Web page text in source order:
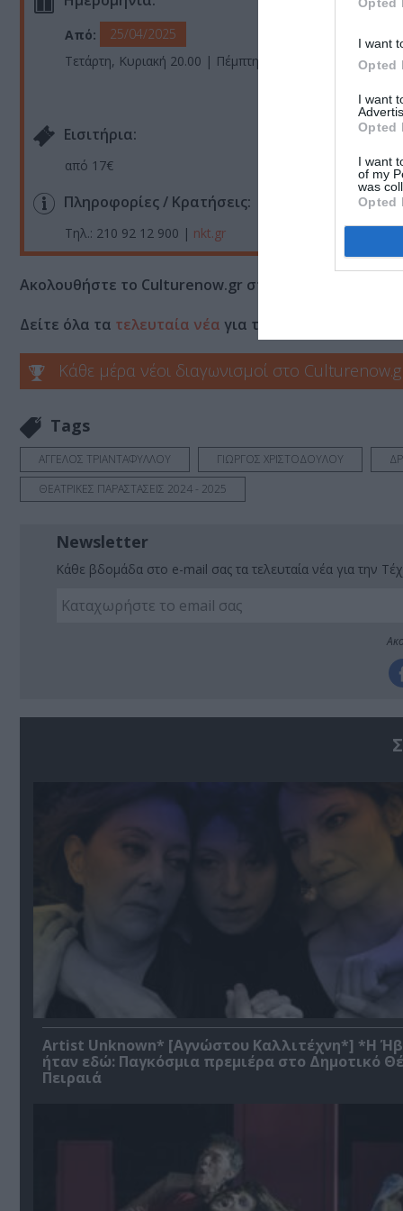
I want
Opted
I want
Opted
I want
of my
was
Opted
Από:
25/04/2025
Τετάρτη, Κυριακή 20.00 | Πέμπτη έως Σάββατο 21.00
Eισιτήρια:
από 17€
Πληροφορίες / Κρατήσεις:
Τηλ.: 210 92 12 900 | nkt.gr
Ακολουθήστε το Culturenow.gr στο
Δείτε όλα τα τελευταία νέα για την Τέχνη και τον
Κάθε μέρα νέοι διαγωνισμοί στο
Tags
ΑΓΓΕΛΟΣ ΤΡΙΑΝΤΑΦΥΛΛΟΥ ΓΙΩΡΓΟΣ ΧΡΙΣΤΟΔΟΥΛΟΥ
ΘΕΑΤΡΙΚΕΣ ΠΑΡΑΣΤΑΣΕΙΣ 2024 - 2025
Newsletter
Κάθε βδομάδα στο e-mail σας τα τελευταία νέα για την
Artist Unknown* [Αγνώστου Καλλιτέχνη*] *Η
ήταν εδώ: Παγκόσμια πρεμιέρα στο Δημοτικό
Πειραιά